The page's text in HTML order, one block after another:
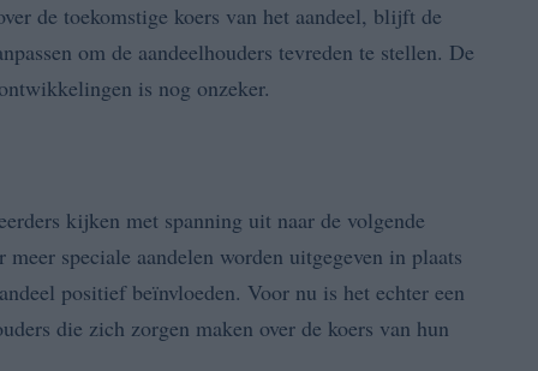
de toekomstige koers van het aandeel, blijft de
om de aandeelhouders tevreden te stellen. De
is nog onzeker.
kijken met spanning uit naar de volgende
speciale aandelen worden uitgegeven in plaats
positief beïnvloeden. Voor nu is het echter een
die zich zorgen maken over de koers van hun